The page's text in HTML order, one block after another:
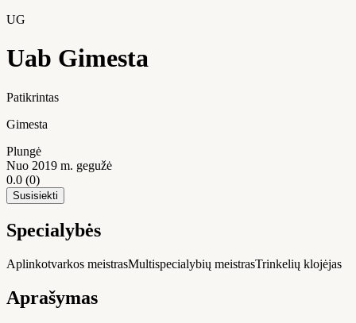
UG
Uab Gimesta
Patikrintas
Gimesta
Plungė
Nuo 2019 m. gegužė
0.0 (0)
Susisiekti
Specialybės
Aplinkotvarkos meistrasMultispecialybių meistrasTrinkelių klojėjas
Aprašymas